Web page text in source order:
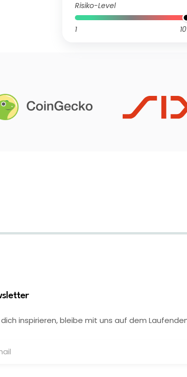
Risiko-Level
1 10
dich inspirieren, bleibe mit uns auf dem